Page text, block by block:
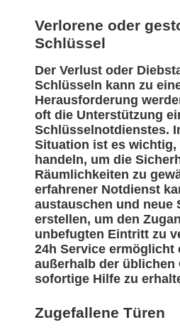
Verlorene oder
Schlüssel
Der Verlust oder
Schlüsseln kann zu
Herausforderung
oft die Unterstützung
Schlüsselnotdienstes.
Situation ist es wichtig,
handeln, um die
Räumlichkeiten zu
erfahrener Notdienst
austauschen und neue
erstellen, um den
unbefugten Eintritt zu
24h Service ermöglicht
außerhalb der üblichen
sofortige Hilfe zu
Zugefallene Türen